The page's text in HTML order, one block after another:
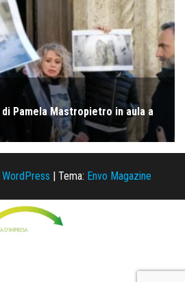
WordPress | Tema: Envo Magazine